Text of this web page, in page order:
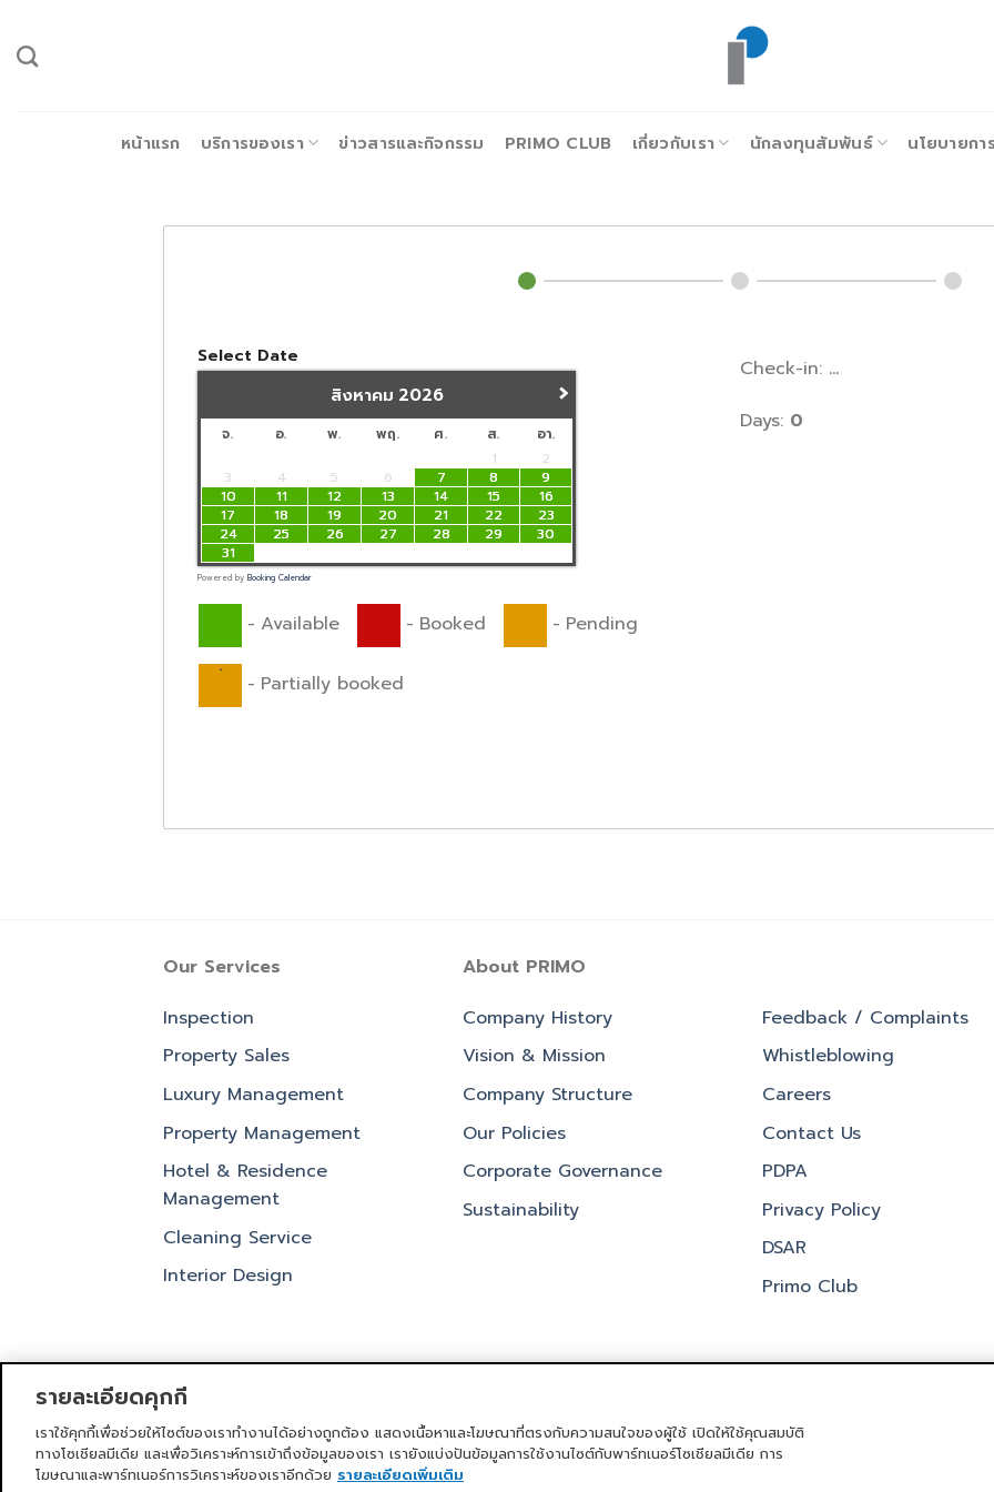
ยัง
หน้าแรก บริการของเรา ข่าวสารและกิจกรรม PRIMO CLUB เกี่ยวกับเรา นักลงทุนสัมพันธ์ นโยบายก
Select Date
›
สิงหาคม 2026
จ. อ. พ. พฤ. ศ. ส.
อา.
1
2
3
4 5 6 7 8
9
10
11 12 13 14 15
16
17
18 19 20 21 22
23
24
25 26 27 28 29
30
31
Powered by Booking Calendar
- Available - Booked - Pending
· - Partially booked
Check-in: ...
Days: 0
Our Services
Inspection
Property Sales
Luxury Management
Property Management
Hotel & Residence
Management
Cleaning Service
Interior Design
About PRIMO
Company History
Vision & Mission
Company Structure
Our Policies
Corporate Governance
Sustainability
Feedback / Complaints
Whistleblowing
Careers
Contact Us
PDPA
Privacy Policy
DSAR
Primo Club
หน้าแรก บริการของเรา ข่าวสารและกิจกรรม PRIMO CLUB เกี่ยวกับเรา นักลงทุนสัมพันธ์
รายละเอียดคุกกี้
เราใช้คุกกี้เพื่อช่วยให้ไซต์ของเราทำงานได้อย่างถูกต้อง แสดงเนื้อหาและโฆษณาที่ตรงกับความสนใจของผู้ใช้ เปิดให้ใช้คุณสมบัติ
ทางโซเชียลมีเดีย และเพื่อวิเคราะห์การเข้าถึงข้อมูลของเรา เรายังแบ่งปันข้อมูลการใช้งานไซต์กับพาร์ทเนอร์โซเชียลมีเดีย การ
โฆษณาและพาร์ทเนอร์การวิเคราะห์ของเราอีกด้วย รายละเอียดเพิ่มเติม